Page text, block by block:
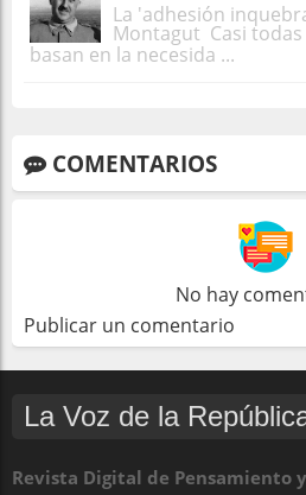
La 'adhesión
Montagut Casi
basan en la necesida ...
COMENTARIOS
No hay
Publicar un comentario
La Voz de la
Revista Digital de Pensamiento